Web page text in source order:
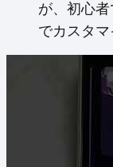
が、初心
でカスタマ